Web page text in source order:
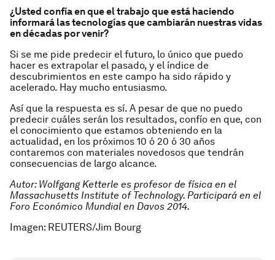
¿Usted confía en que el trabajo que está haciendo
informará las tecnologías que cambiarán nuestras vidas
en décadas por venir?
Si se me pide predecir el futuro, lo único que puedo
hacer es extrapolar el pasado, y el índice de
descubrimientos en este campo ha sido rápido y
acelerado. Hay mucho entusiasmo.
Así que la respuesta es sí. A pesar de que no puedo
predecir cuáles serán los resultados, confío en que, con
el conocimiento que estamos obteniendo en la
actualidad, en los próximos 10 ó 20 ó 30 años
contaremos con materiales novedosos que tendrán
consecuencias de largo alcance.
Autor: Wolfgang Ketterle es profesor de física en el
Massachusetts Institute of Technology. Participará en el
Foro Económico Mundial en Davos 2014.
Imagen: REUTERS/Jim Bourg